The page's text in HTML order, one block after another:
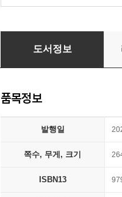
나는 나답게 죽기로 했습니
도서정보
품목정보
발행일
쪽수, 무게, 크기
ISBN13